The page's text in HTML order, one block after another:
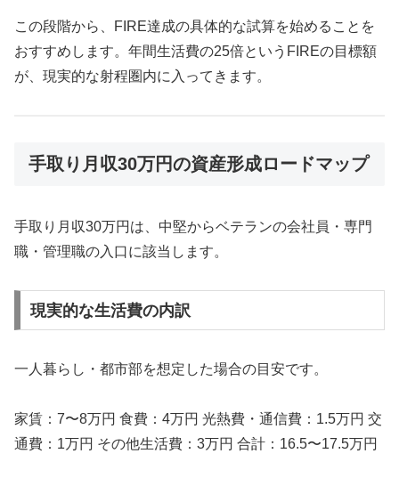
この段階から、FIRE達成の具体的な試算を始めることを
おすすめします。年間生活費の25倍というFIREの目標額
が、現実的な射程圏内に入ってきます。
手取り月収30万円の資産形成ロードマップ
手取り月収30万円は、中堅からベテランの会社員・専門
職・管理職の入口に該当します。
現実的な生活費の内訳
一人暮らし・都市部を想定した場合の目安です。
家賃：7〜8万円 食費：4万円 光熱費・通信費：1.5万円 交
通費：1万円 その他生活費：3万円 合計：16.5〜17.5万円